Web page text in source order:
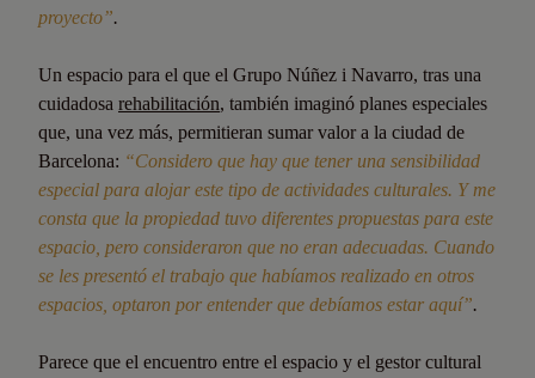
proyecto”.
Un espacio para el que el Grupo Núñez i Navarro, tras una
cuidadosa rehabilitación, también imaginó planes especiales
que, una vez más, permitieran sumar valor a la ciudad de
Barcelona: “Considero que hay que tener una sensibilidad
especial para alojar este tipo de actividades culturales. Y me
consta que la propiedad tuvo diferentes propuestas para este
espacio, pero consideraron que no eran adecuadas. Cuando
se les presentó el trabajo que habíamos realizado en otros
espacios, optaron por entender que debíamos estar aquí”.
Parece que el encuentro entre el espacio y el gestor cultural